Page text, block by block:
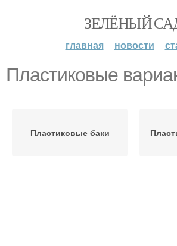
ЗЕЛЁНЫЙ
главная новости
Пластиковые
Пластиковые баки